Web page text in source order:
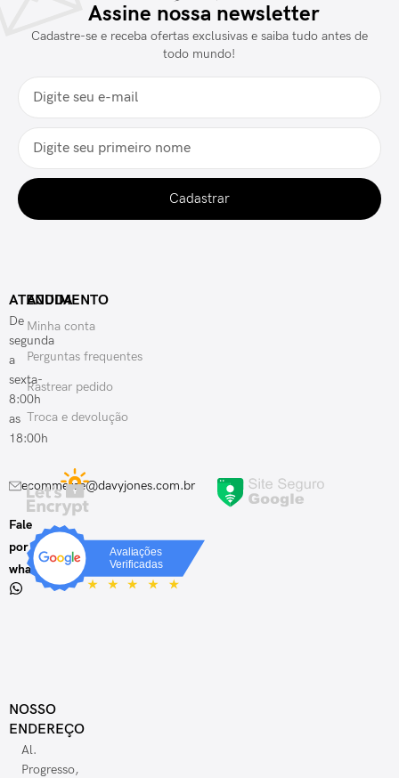
Assine nossa newsletter
Cadastre-se e receba ofertas exclusivas e saiba tudo antes de
todo mundo!
Cadastrar
ATENDIMENTO
De
segunda
a
sexta-
8:00h
as
18:00h
ecommerce@davyjones.com.br
Fale
por
whatsapp
NOSSO
ENDEREÇO
Al.
Progresso,
AJUDA
Minha conta
Perguntas frequentes
Rastrear pedido
Troca e devolução